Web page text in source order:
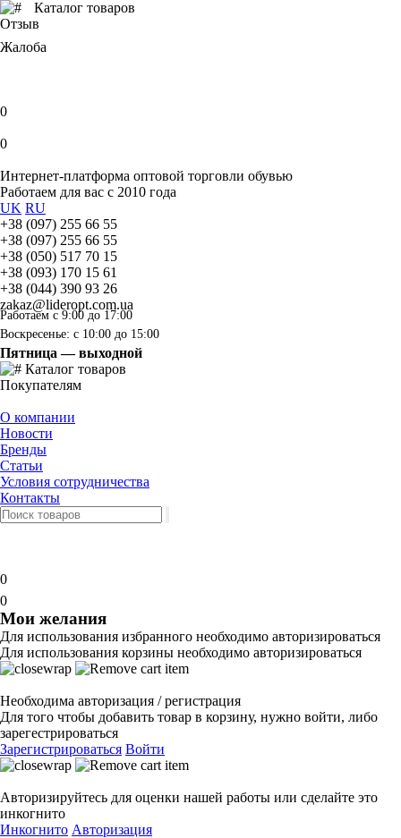
Каталог товаров
Отзыв
Жалоба
0
0
Интернет-платформа оптовой торговли обувью
Работаем для вас с 2010 года
UK RU
+38 (097) 255 66 55
+38 (097) 255 66 55
+38 (050) 517 70 15
+38 (093) 170 15 61
+38 (044) 390 93 26
zakaz@lideropt.com.ua
Работаем с 9:00 до 17:00
Воскресенье: с 10:00 до 15:00
Пятница — выходной
Каталог товаров
Покупателям
О компании
Новости
Бренды
Статьи
Условия сотрудничества
Контакты
0
0
Мои желания
Для использования избранного необходимо авторизироваться
Для использования корзины необходимо авторизироваться
Необходима авторизация / регистрация
Для того чтобы добавить товар в корзину, нужно войти, либо
зарегестрироваться
Зарегистрироваться Войти
Авторизируйтесь для оценки нашей работы или сделайте это
инкогнито
Инкогнито Авторизация